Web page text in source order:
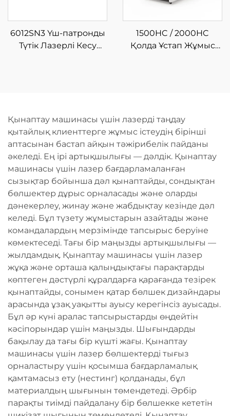
6012SN3 Үш-патронды
Түтік Лазерлі Кесу
1500HC / 2000HC
Қолда Ұстап Жұмыс
Қынаптау машинасы үшін лазерді таңдау
қытайлық клиенттерге жұмыс істеудің бірінші
аптасынан бастап айқын тәжірибелік пайданы
әкеледі. Ең ірі артықшылығы — дәлдік. Қынаптау
машинасы үшін лазер бағдарламаланған
сызықтар бойынша дәл қынаптайды, сондықтан
бөлшектер дұрыс орналасады және оларды
дәнекерлеу, жинау және жабдықтау кезінде дәл
келеді. Бұл түзету жұмыстарын азайтады және
командалардың мерзімінде тапсырыс беруіне
көмектеседі. Тағы бір маңызды артықшылығы —
жылдамдық. Қынаптау машинасы үшін лазер
жұқа және орташа қалыңдықтағы парақтарды
көптеген дәстүрлі құралдарға қарағанда тезірек
қынаптайды, сонымен қатар бөлшек дизайндары
арасында ұзақ уақытты ауысу керегінсіз ауысады.
Бұл әр күні аралас тапсырыстарды өңдейтін
кәсіпорындар үшін маңызды. Шығындарды
бақылау да тағы бір күшті жағы. Қынаптау
машинасы үшін лазер бөлшектерді тығыз
орналастыру үшін қосымша бағдарламалық
қамтамасыз ету (нестинг) қолданады, бұл
материалдың шығынын төмендетеді. Әрбір
парақты тиімді пайдалану бір бөлшекке кететін